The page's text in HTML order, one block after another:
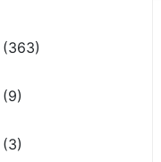
(363)
(9)
(3)